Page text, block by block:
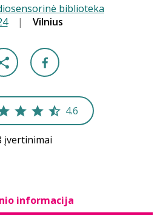
biblioteka
| Vilnius
4.6
įvertinimai
informacija